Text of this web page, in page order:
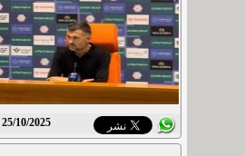
25/10/2025 - 12:28 ص